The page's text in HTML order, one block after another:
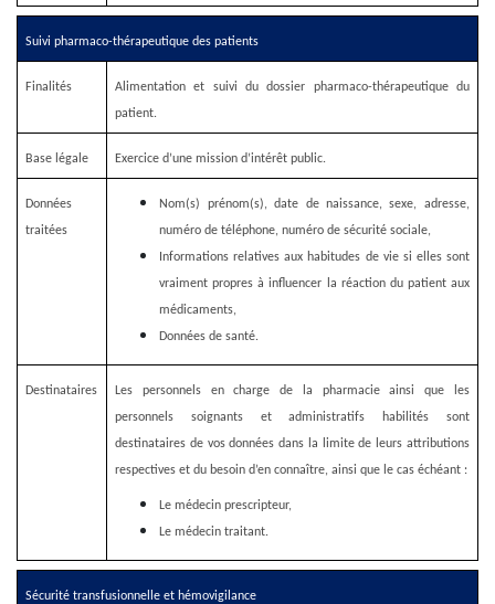
Suivi pharmaco-thérapeutique des patients
Finalités
Alimentation et suivi du dossier pharmaco-thérapeutique du
patient.
Base légale Exercice d’une mission d’intérêt public.
Données
traitées
Nom(s) prénom(s),date de naissance, sexe, adresse,
numéro de téléphone, numéro de sécurité sociale,
Informations relatives aux habitudes de vie si elles sont
vraiment propres à influencer la réaction du patient aux
médicaments,
Données de santé.
Destinataires
Les personnels en charge de la pharmacie ainsi que les
personnels soignants et administratifs habilités sont
destinataires de vos données dans la limite de leurs attributions
respectives et du besoin d’en connaître, ainsi que le cas échéant :
Le médecin prescripteur,
Le médecin traitant.
Sécurité transfusionnelle et hémovigilance